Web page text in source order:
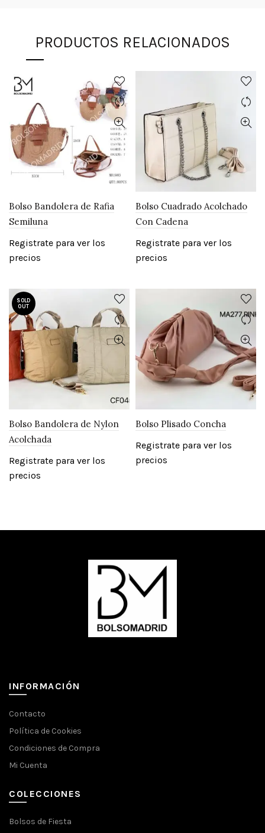
PRODUCTOS RELACIONADOS
Bolso Bandolera de Rafia
Semiluna
Registrate para ver los
precios
Bolso Cuadrado Acolchado
Con Cadena
Registrate para ver los
precios
SOLD
OUT
Bolso Bandolera de Nylon
Acolchada
Registrate para ver los
precios
Bolso Plisado Concha
Registrate para ver los
precios
INFORMACIÓN
Contacto
Política de Cookies
Condiciones de Compra
Mi Cuenta
COLECCIONES
Bolsos de Fiesta